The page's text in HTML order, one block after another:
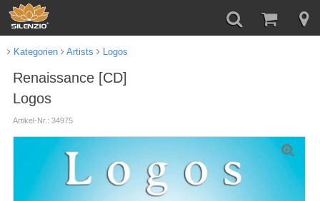
Kategorien Artists Logos
Renaissance [CD]
Logos
Artikel-Nr.: 34975